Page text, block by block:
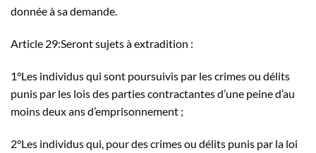
donnée à sa demande.
Article 29:Seront sujets à extradition :
1°Les individus qui sont poursuivis par les crimes ou délits
punis par les lois des parties contractantes d’une peine d’au
moins deux ans d’emprisonnement ;
2°Les individus qui, pour des crimes ou délits punis par la loi